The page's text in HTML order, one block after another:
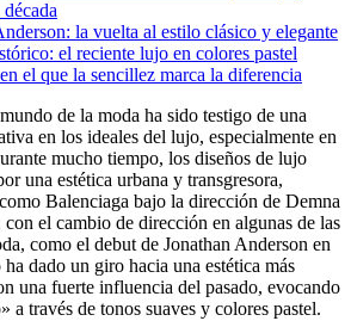
la vuelta al estilo clásico y elegante
el reciente lujo en colores pastel
el que la sencillez marca la diferencia
de la moda ha sido testigo de una
en los ideales del lujo, especialmente en
mucho tiempo, los diseños de lujo
una estética urbana y transgresora,
Balenciaga bajo la dirección de Demna
el cambio de dirección en algunas de las
como el debut de Jonathan Anderson en
dado un giro hacia una estética más
una fuerte influencia del pasado, evocando
a través de tonos suaves y colores pastel.